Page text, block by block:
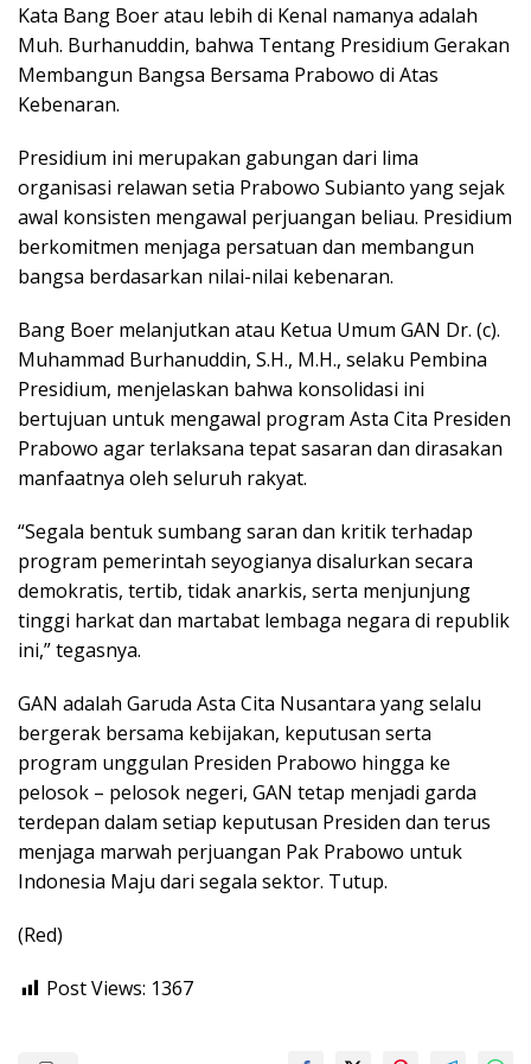
Kata Bang Boer atau lebih di Kenal namanya adalah
Muh. Burhanuddin, bahwa Tentang Presidium Gerakan
Membangun Bangsa Bersama Prabowo di Atas
Kebenaran.
Presidium ini merupakan gabungan dari lima
organisasi relawan setia Prabowo Subianto yang sejak
awal konsisten mengawal perjuangan beliau. Presidium
berkomitmen menjaga persatuan dan membangun
bangsa berdasarkan nilai-nilai kebenaran.
Bang Boer melanjutkan atau Ketua Umum GAN Dr. (c).
Muhammad Burhanuddin, S.H., M.H., selaku Pembina
Presidium, menjelaskan bahwa konsolidasi ini
bertujuan untuk mengawal program Asta Cita Presiden
Prabowo agar terlaksana tepat sasaran dan dirasakan
manfaatnya oleh seluruh rakyat.
“Segala bentuk sumbang saran dan kritik terhadap
program pemerintah seyogianya disalurkan secara
demokratis, tertib, tidak anarkis, serta menjunjung
tinggi harkat dan martabat lembaga negara di republik
ini,” tegasnya.
GAN adalah Garuda Asta Cita Nusantara yang selalu
bergerak bersama kebijakan, keputusan serta
program unggulan Presiden Prabowo hingga ke
pelosok – pelosok negeri, GAN tetap menjadi garda
terdepan dalam setiap keputusan Presiden dan terus
menjaga marwah perjuangan Pak Prabowo untuk
Indonesia Maju dari segala sektor. Tutup.
(Red)
Post Views: 1367